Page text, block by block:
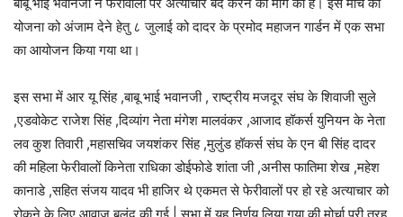
बाबू भाई भवानजी ने फेरीवालों पर अत्याचार बंद करने की मांग की है। इस मोर्चे की
योजना को अंजाम देने हेतु ८ जुलाई को दादर के प्रमोद महाजन गार्डन में एक सभा
का आयोजन किया गया था।
इस सभा में आर यू सिंह ,बाबू भाई भवानजी , राष्ट्रीय मजदूर संघ के शिवाजी सुले
,एडवोकेट राजेश सिंह ,दिव्यांग नेता मंगेश मालवंकर ,आजाद हॉकर्स युनियन के नेता
लव कुश तिवारी ,महासचिव जयशंकर सिंह ,मुलुंड हॉकर्स संघ के एन बी सिंह दादर
की महिला फेरीवालों किनेता राधिका डोईफोडे शांता जी ,अनीस फातिमा शेख ,महेश
कानाडे ,सहित संजय यादव भी हाजिर थे एकमत से फेरीवालों पर हो रहे अत्याचार को